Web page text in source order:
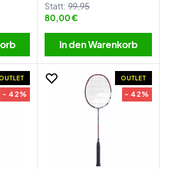
Statt: 99,95
80,00 €
In den Warenkorb
- 42%
OUTLET
- 42%